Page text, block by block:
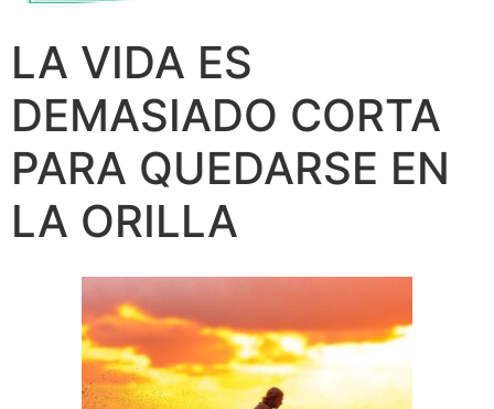
LA VIDA ES
DEMASIADO CORTA
PARA QUEDARSE EN
LA ORILLA